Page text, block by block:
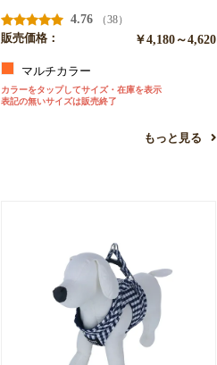
4.76
（38）
販売価格：
￥4,180～4,620
マルチカラー
カラーをタップしてサイズ・在庫を表示
表記の無いサイズは販売終了
もっと見る